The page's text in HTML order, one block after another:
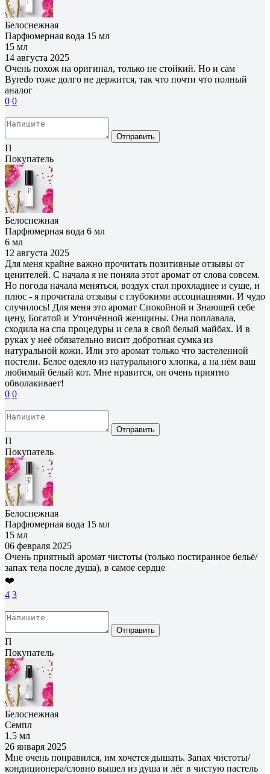
Белоснежная
Парфюмерная вода 15 мл
15 мл
14 августа 2025
Очень похож на оригинал, только не стойкий. Но и сам
Byredo тоже долго не держится, так что почти что полный
аналог
0 0
Отправить
П
Покупатель
Белоснежная
Парфюмерная вода 6 мл
6 мл
12 августа 2025
Для меня крайне важно прочитать позитивные отзывы от
ценителей. С начала я не поняла этот аромат от слова совсем.
Но погода начала меняться, воздух стал прохладнее и суше, и
плюс - я прочитала отзывы с глубокими ассоциациями. И чудо
случилось! Для меня это аромат Спокойной и Знающей себе
цену, Богатой и Утончённой женщины. Она поплавала,
сходила на спа процедуры и села в свой белый майбах. И в
руках у неё обязательно висит добротная сумка из
натуральной кожи. Или это аромат только что застеленной
постели. Белое одеяло из натурального хлопка, а на нём ваш
любимый белый кот. Мне нравится, он очень приятно
обволакивает!
0 0
Отправить
П
Покупатель
Белоснежная
Парфюмерная вода 15 мл
15 мл
06 февраля 2025
Очень приятный аромат чистоты (только постиранное бельё/
запах тела после душа), в самое сердце
❤️
4 3
Отправить
П
Покупатель
Белоснежная
Семпл
1.5 мл
26 января 2025
Мне очень понравился, им хочется дышать. Запах чистоты/
кондиционера/словно вышел из душа и лёг в чистую пастель